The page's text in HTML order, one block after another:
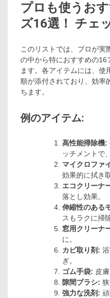
プロも使うお
ズ16選！ チェ
このリストでは、プロが実
の中から特におすすめの
ます。各アイテムには、使
順が添付されており、効率
ちます。
例のアイテム:
高性能掃除機:
ッチメントで
マイクロファ
効果的に拭き
エコクリーナ
落とし効果。
伸縮性のある
スもラクに掃除
窓用クリーナ
に。
カビ取り剤:
ぎ。
ゴム手袋: 皮
隙間ブラシ:
強力な洗剤: